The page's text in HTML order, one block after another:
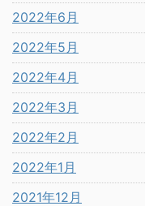
2022年6月
2022年5月
2022年4月
2022年3月
2022年2月
2022年1月
2021年12月